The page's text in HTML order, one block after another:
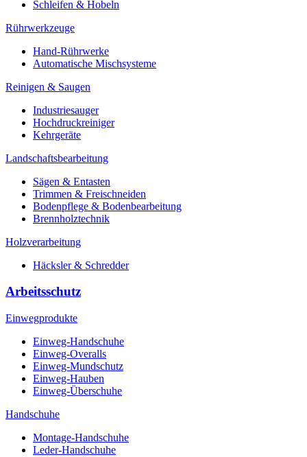
Schleifen & Hobeln
Rührwerkzeuge
Hand-Rührwerke
Automatische Mischsysteme
Reinigen & Saugen
Industriesauger
Hochdruckreiniger
Kehrgeräte
Landschaftsbearbeitung
Sägen & Entasten
Trimmen & Freischneiden
Bodenpflege & Bodenbearbeitung
Brennholztechnik
Holzverarbeitung
Häcksler & Schredder
Arbeitsschutz
Einwegprodukte
Einweg-Handschuhe
Einweg-Overalls
Einweg-Mundschutz
Einweg-Hauben
Einweg-Überschuhe
Handschuhe
Montage-Handschuhe
Leder-Handschuhe